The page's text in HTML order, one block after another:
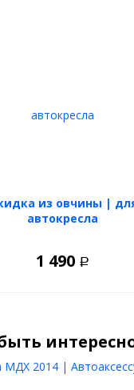
из овчины |
автокресла
1 490 Р
МДХ 2014 |